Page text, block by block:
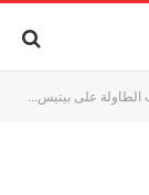
بطلاً لدوري المؤتمر الأوروبي لأول مرة